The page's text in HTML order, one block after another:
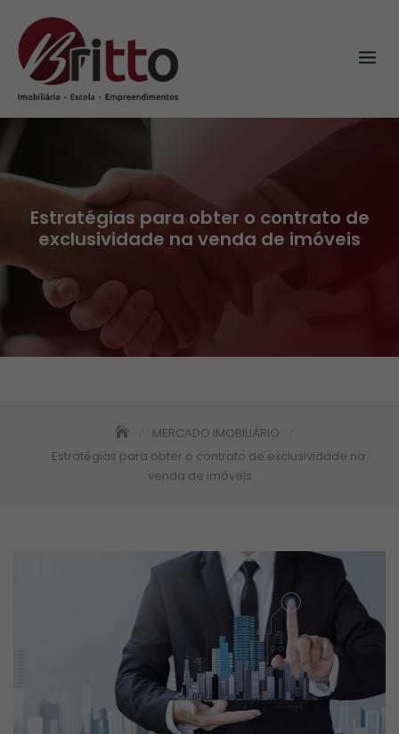
content
Estratégias para obter o contrato de
exclusividade na venda de imóveis
MERCADO IMOBILIÁRIO
Estratégias para obter o contrato de exclusividade na
venda de imóveis